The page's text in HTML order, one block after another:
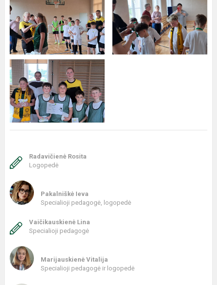
Radavičienė Rosita
Logopedė
Pakalniškė Ieva
Specialioji pedagogė, logopedė
Vaičikauskienė Lina
Specialioji pedagogė
Marijauskienė Vitalija
Specialioji pedagogė ir logopedė